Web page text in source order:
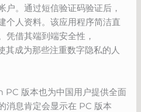
户。通过短信验证码验证后，
个人资料。该应用程序简洁直
凭借其端到端安全性，
成为那些注重数字隐私的人
版本也为中国用户提供全面
消息肯定会显示在 PC 版本